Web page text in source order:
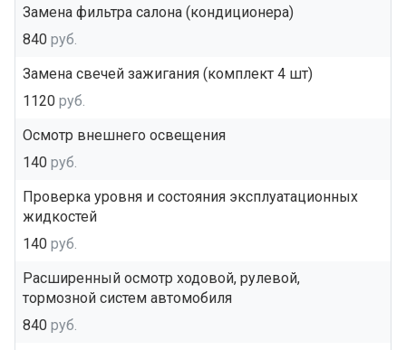
Замена фильтра салона (кондиционера)
840 руб.
Замена свечей зажигания (комплект 4 шт)
1120 руб.
Осмотр внешнего освещения
140 руб.
Проверка уровня и состояния эксплуатационных
жидкостей
140 руб.
Расширенный осмотр ходовой, рулевой,
тормозной систем автомобиля
840 руб.